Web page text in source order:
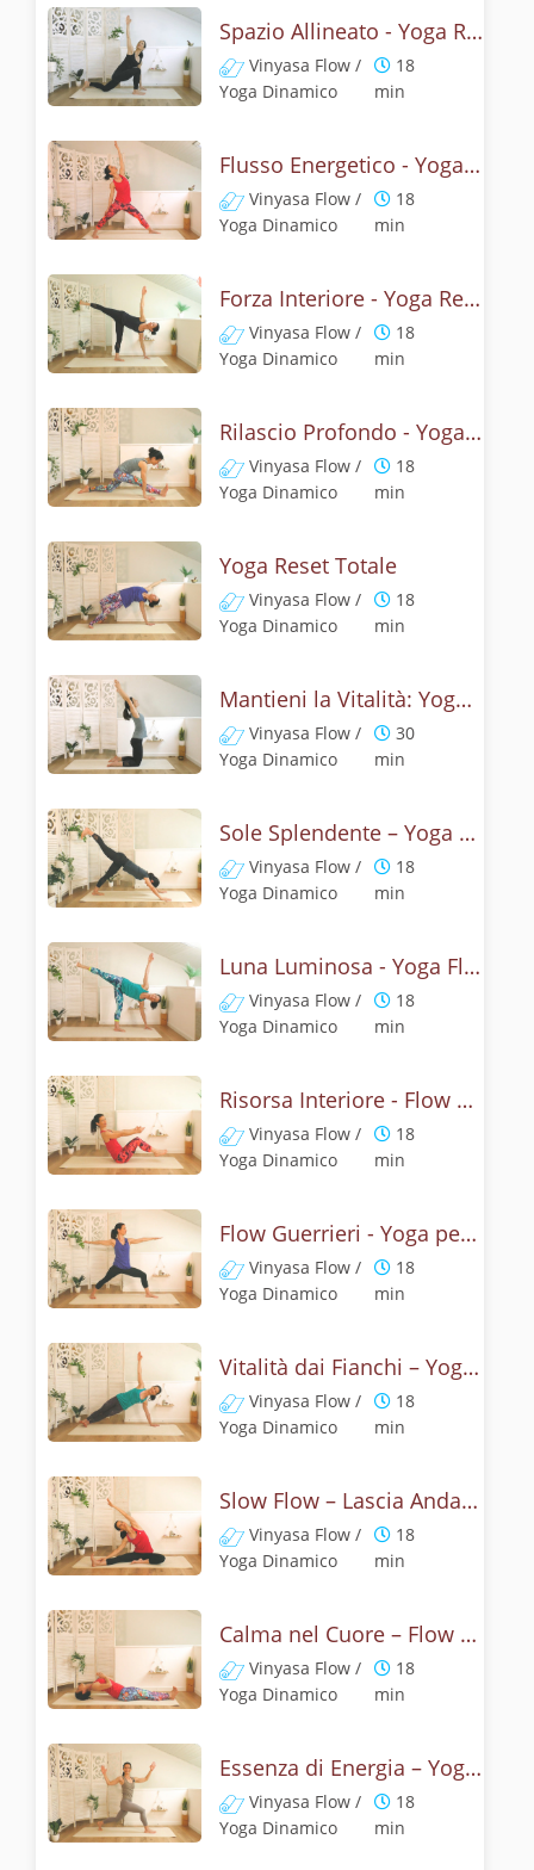
Spazio Allineato - Yoga Reset
Vinyasa Flow /
Yoga Dinamico
18
min
Flusso Energetico - Yoga Reset
Vinyasa Flow /
Yoga Dinamico
18
min
Forza Interiore - Yoga Reset
Vinyasa Flow /
Yoga Dinamico
18
min
Rilascio Profondo - Yoga Reset
Vinyasa Flow /
Yoga Dinamico
18
min
Yoga Reset Totale
Vinyasa Flow /
Yoga Dinamico
18
min
Mantieni la Vitalità: Yoga Reset
Vinyasa Flow /
Yoga Dinamico
30
min
Sole Splendente – Yoga Flow del Risveglio
Vinyasa Flow /
Yoga Dinamico
18
min
Luna Luminosa - Yoga Flow delle Anche
Vinyasa Flow /
Yoga Dinamico
18
min
Risorsa Interiore - Flow Addominali
Vinyasa Flow /
Yoga Dinamico
18
min
Flow Guerrieri - Yoga per le Anche
Vinyasa Flow /
Yoga Dinamico
18
min
Vitalità dai Fianchi – Yoga Flow
Vinyasa Flow /
Yoga Dinamico
18
min
Slow Flow – Lascia Andare le Tensioni
Vinyasa Flow /
Yoga Dinamico
18
min
Calma nel Cuore – Flow per Sentirsi Liberi
Vinyasa Flow /
Yoga Dinamico
18
min
Essenza di Energia – Yoga e Torsioni
Vinyasa Flow /
Yoga Dinamico
18
min